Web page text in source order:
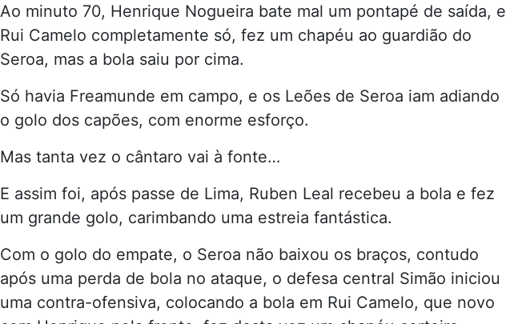
Ao minuto 70, Henrique Nogueira bate mal um pontapé de saída, e
Rui Camelo completamente só, fez um chapéu ao guardião do
Seroa, mas a bola saiu por cima.
Só havia Freamunde em campo, e os Leões de Seroa iam adiando
o golo dos capões, com enorme esforço.
Mas tanta vez o cântaro vai à fonte…
E assim foi, após passe de Lima, Ruben Leal recebeu a bola e fez
um grande golo, carimbando uma estreia fantástica.
Com o golo do empate, o Seroa não baixou os braços, contudo
após uma perda de bola no ataque, o defesa central Simão iniciou
uma contra-ofensiva, colocando a bola em Rui Camelo, que novo